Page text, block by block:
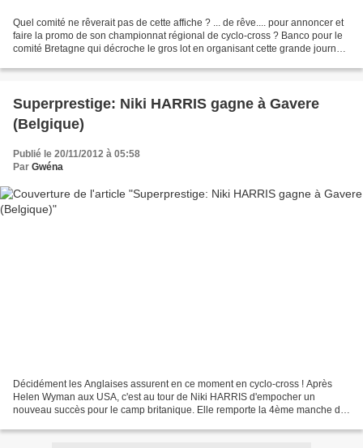
Quel comité ne rêverait pas de cette affiche ? ... de rêve.... pour annoncer et
faire la promo de son championnat régional de cyclo-cross ? Banco pour le
comité Bretagne qui décroche le gros lot en organisant cette grande journée
Superprestige: Niki HARRIS gagne à Gavere
(Belgique)
Publié le 20/11/2012 à 05:58
Par Gwéna
Décidément les Anglaises assurent en ce moment en cyclo-cross ! Après
Helen Wyman aux USA, c'est au tour de Niki HARRIS d'empocher un
nouveau succès pour le camp britanique. Elle remporte la 4ème manche du